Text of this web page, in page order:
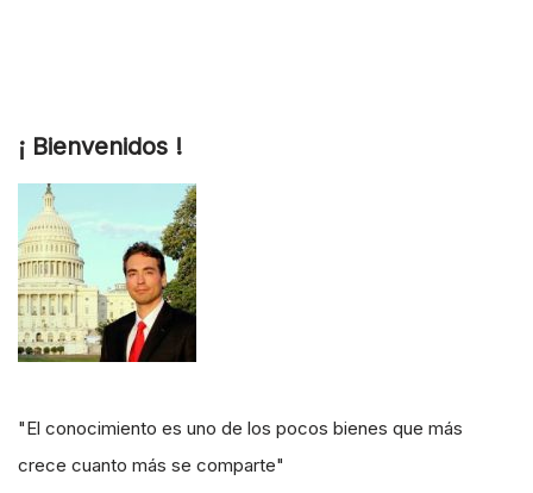
¡ Bienvenidos !
"El conocimiento es uno de los pocos bienes que más
crece cuanto más se comparte"